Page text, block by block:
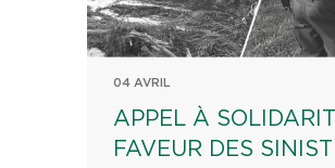
04 AVRIL
APPEL À
FAVEUR DES